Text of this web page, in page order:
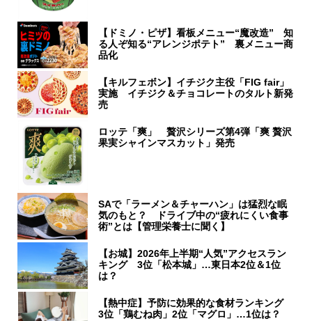
【ドミノ・ピザ】看板メニュー“魔改造” 知
る人ぞ知る“アレンジポテト” 裏メニュー商
品化
【キルフェボン】イチジク主役「FIG fair」
実施 イチジク＆チョコレートのタルト新発
売
ロッテ「爽」 贅沢シリーズ第4弾「爽 贅沢
果実シャインマスカット」発売
SAで「ラーメン＆チャーハン」は猛烈な眠
気のもと？ ドライブ中の“疲れにくい食事
術”とは【管理栄養士に聞く】
【お城】2026年上半期“人気”アクセスラン
キング 3位「松本城」…東日本2位＆1位
は？
【熱中症】予防に効果的な食材ランキング
3位「鶏むね肉」2位「マグロ」…1位は？